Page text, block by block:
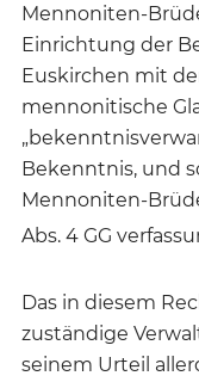
Mennoniten-
Einrichtung der
Euskirchen mit
mennonitische
Bekenntnis, und
Mennoniten-
Abs. 4 GG
Das in diesem
zuständige
seinem Urteil